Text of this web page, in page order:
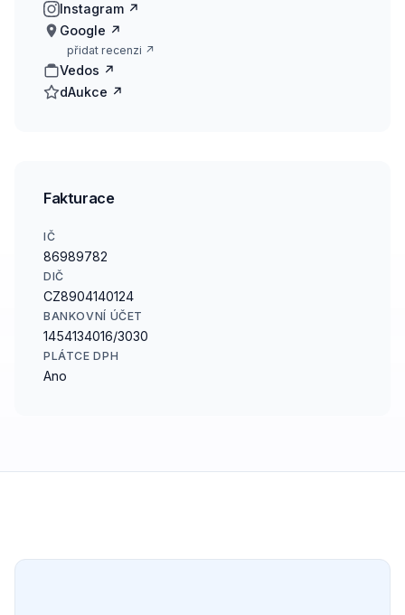
Instagram ↗
Google ↗
přidat recenzi ↗
Vedos ↗
dAukce ↗
Fakturace
IČ
86989782
DIČ
CZ8904140124
BANKOVNÍ ÚČET
1454134016/3030
PLÁTCE DPH
Ano